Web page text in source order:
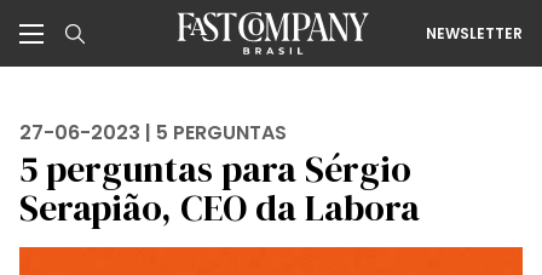
NEWSLETTER
27-06-2023 | 5 PERGUNTAS
5 perguntas para Sérgio
Serapião, CEO da Labora